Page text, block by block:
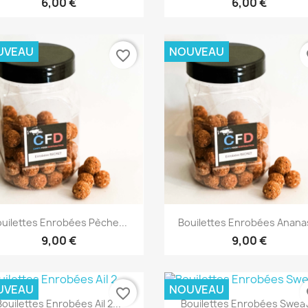
Aperçu rapide
Enrobées Pèche...
9,00 €
favorite_border
Aperçu rapide
Bouilettes Enrobées
9,00 €
NOUVEAU
Aperçu rapide
Enrobées Ail 2...
favorite_border Aperçu rapide
Bouilettes Enrobées
NOUVEAU